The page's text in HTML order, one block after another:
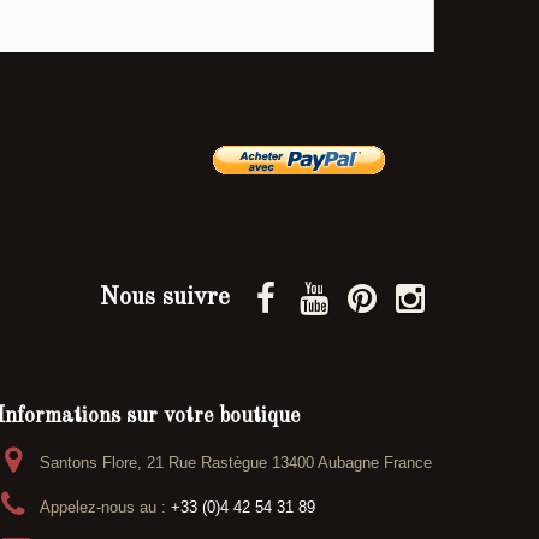
Nous suivre
sur votre boutique
Santons Flore, 21 Rue Rastègue 13400 Aubagne France
Appelez-nous au : +33 (0)4 42 54 31 89